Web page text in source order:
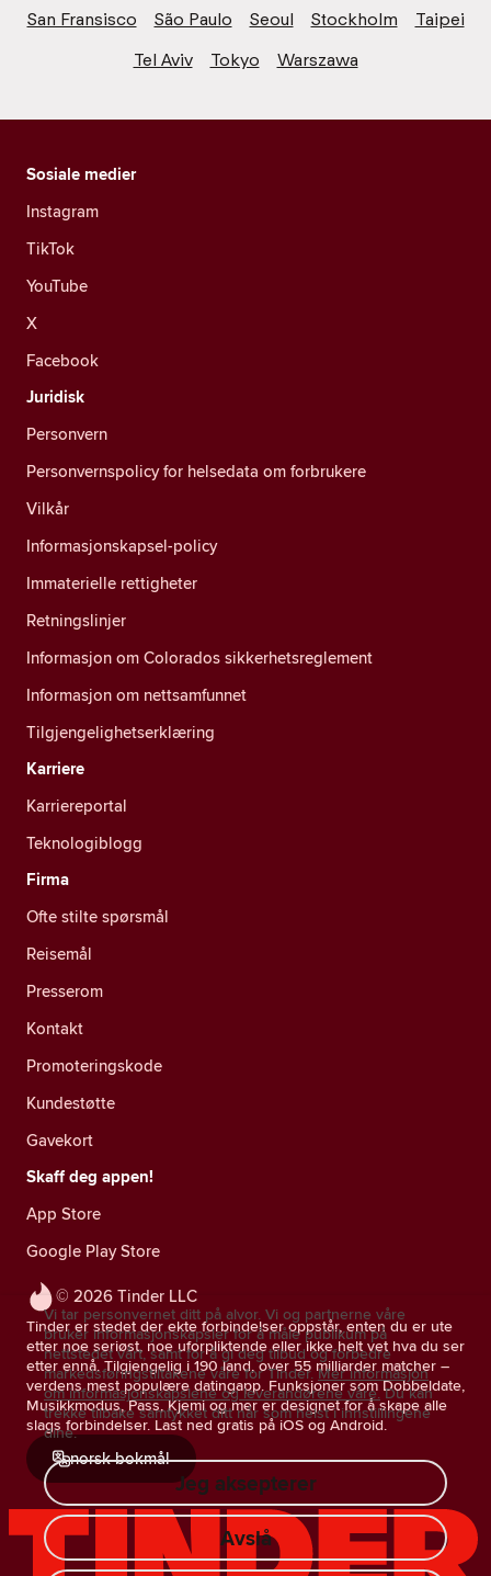
San Fransisco
São Paulo Seoul Stockholm
Taipei
Tel Aviv
Tokyo Warszawa
© 2026 Tinder LLC
Tinder er stedet der ekte forbindelser oppstår, enten du er ute
etter noe seriøst, noe uforpliktende eller ikke helt vet hva du ser
etter ennå. Tilgjengelig i 190 land, over 55 milliarder matcher –
verdens mest populære datingapp. Funksjoner som Dobbeldate,
Musikkmodus, Pass, Kjemi og mer er designet for å skape alle
slags forbindelser. Last ned gratis på iOS og Android.
norsk bokmål
Sosiale medier
Instagram
TikTok
YouTube
X
Facebook
Juridisk
Personvern
Personvernspolicy for helsedata om forbrukere
Vilkår
Informasjonskapsel-policy
Immaterielle rettigheter
Retningslinjer
Informasjon om Colorados sikkerhetsreglement
Informasjon om nettsamfunnet
Tilgjengelighetserklæring
Karriere
Karriereportal
Teknologiblogg
Firma
Ofte stilte spørsmål
Reisemål
Presserom
Kontakt
Promoteringskode
Kundestøtte
Gavekort
Skaff deg appen!
App Store
Google Play Store
Vi tar personvernet ditt på alvor. Vi og partnerne våre
bruker informasjonskapsler for å måle publikum på
nettstedet vårt, samt for å gi deg tilbud og forbedre
markedsføringstiltakene våre for Tinder. Mer informasjon
om informasjonskapslene og leverandørene våre. Du kan
trekke tilbake samtykket ditt når som helst i innstillingene
dine.
Jeg aksepterer
Avslå